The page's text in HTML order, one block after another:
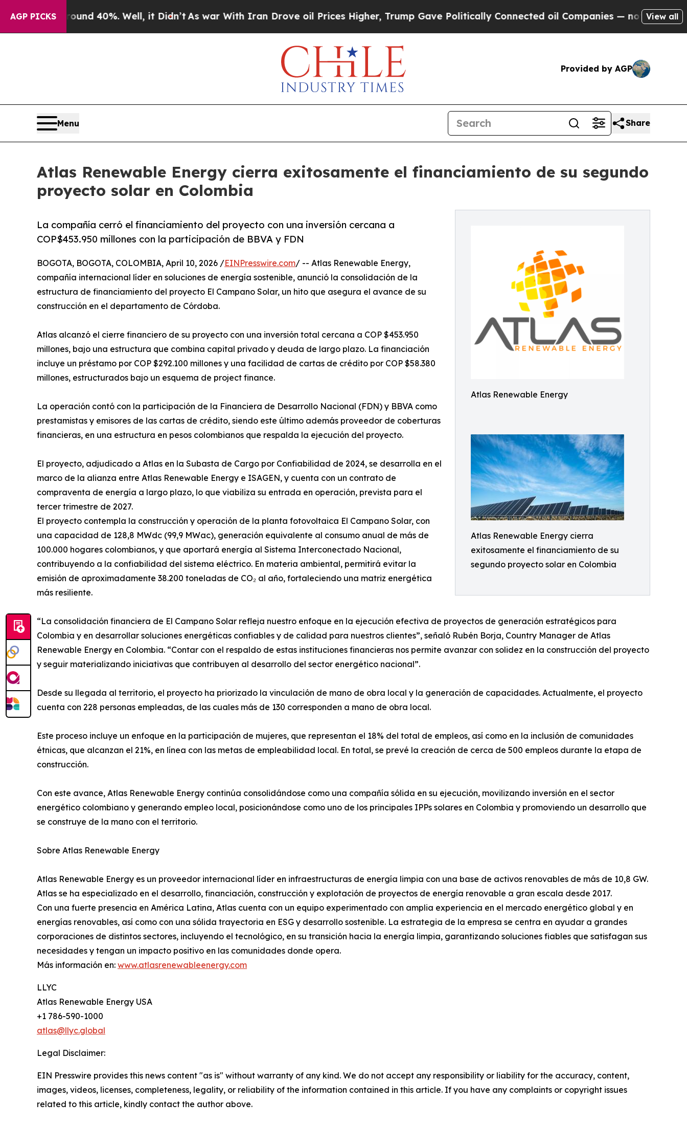
AGP PICKS
Around 40%. Well, it Didn’t As war With Iran Drove oil Prices Higher, Trump Gave Politically Connected oil Companies — not Taxpayers —
View all
Provided by AGP
Menu Share
Atlas Renewable Energy cierra exitosamente el financiamiento de su segundo
proyecto solar en Colombia
Atlas Renewable Energy
Atlas Renewable Energy cierra
exitosamente el financiamiento de su
segundo proyecto solar en Colombia
La compañía cerró el financiamiento del proyecto con una inversión cercana a
COP$453.950 millones con la participación de BBVA y FDN
BOGOTA, BOGOTA, COLOMBIA, April 10, 2026 /EINPresswire.com/ -- Atlas Renewable Energy,
compañía internacional líder en soluciones de energía sostenible, anunció la consolidación de la
estructura de financiamiento del proyecto El Campano Solar, un hito que asegura el avance de su
construcción en el departamento de Córdoba.
Atlas alcanzó el cierre financiero de su proyecto con una inversión total cercana a COP $453.950
millones, bajo una estructura que combina capital privado y deuda de largo plazo. La financiación
incluye un préstamo por COP $292.100 millones y una facilidad de cartas de crédito por COP $58.380
millones, estructurados bajo un esquema de project finance.
La operación contó con la participación de la Financiera de Desarrollo Nacional (FDN) y BBVA como
prestamistas y emisores de las cartas de crédito, siendo este último además proveedor de coberturas
financieras, en una estructura en pesos colombianos que respalda la ejecución del proyecto.
El proyecto, adjudicado a Atlas en la Subasta de Cargo por Confiabilidad de 2024, se desarrolla en el
marco de la alianza entre Atlas Renewable Energy e ISAGEN, y cuenta con un contrato de
compraventa de energía a largo plazo, lo que viabiliza su entrada en operación, prevista para el
tercer trimestre de 2027.
El proyecto contempla la construcción y operación de la planta fotovoltaica El Campano Solar, con
una capacidad de 128,8 MWdc (99,9 MWac), generación equivalente al consumo anual de más de
100.000 hogares colombianos, y que aportará energía al Sistema Interconectado Nacional,
contribuyendo a la confiabilidad del sistema eléctrico. En materia ambiental, permitirá evitar la
emisión de aproximadamente 38.200 toneladas de CO₂ al año, fortaleciendo una matriz energética
más resiliente.
“La consolidación financiera de El Campano Solar refleja nuestro enfoque en la ejecución efectiva de proyectos de generación estratégicos para
Colombia y en desarrollar soluciones energéticas confiables y de calidad para nuestros clientes”, señaló Rubén Borja, Country Manager de Atlas
Renewable Energy en Colombia. “Contar con el respaldo de estas instituciones financieras nos permite avanzar con solidez en la construcción del proyecto
y seguir materializando iniciativas que contribuyen al desarrollo del sector energético nacional”.
Desde su llegada al territorio, el proyecto ha priorizado la vinculación de mano de obra local y la generación de capacidades. Actualmente, el proyecto
cuenta con 228 personas empleadas, de las cuales más de 130 corresponden a mano de obra local.
Este proceso incluye un enfoque en la participación de mujeres, que representan el 18% del total de empleos, así como en la inclusión de comunidades
étnicas, que alcanzan el 21%, en línea con las metas de empleabilidad local. En total, se prevé la creación de cerca de 500 empleos durante la etapa de
construcción.
Con este avance, Atlas Renewable Energy continúa consolidándose como una compañía sólida en su ejecución, movilizando inversión en el sector
energético colombiano y generando empleo local, posicionándose como uno de los principales IPPs solares en Colombia y promoviendo un desarrollo que
se construye de la mano con el territorio.
Sobre Atlas Renewable Energy
Atlas Renewable Energy es un proveedor internacional líder en infraestructuras de energía limpia con una base de activos renovables de más de 10,8 GW.
Atlas se ha especializado en el desarrollo, financiación, construcción y explotación de proyectos de energía renovable a gran escala desde 2017.
Con una fuerte presencia en América Latina, Atlas cuenta con un equipo experimentado con amplia experiencia en el mercado energético global y en
energías renovables, así como con una sólida trayectoria en ESG y desarrollo sostenible. La estrategia de la empresa se centra en ayudar a grandes
corporaciones de distintos sectores, incluyendo el tecnológico, en su transición hacia la energía limpia, garantizando soluciones fiables que satisfagan sus
necesidades y tengan un impacto positivo en las comunidades donde opera.
Más información en: www.atlasrenewableenergy.com
LLYC
Atlas Renewable Energy USA
+1 786-590-1000
atlas@llyc.global
Legal Disclaimer:
EIN Presswire provides this news content "as is" without warranty of any kind. We do not accept any responsibility or liability for the accuracy, content,
images, videos, licenses, completeness, legality, or reliability of the information contained in this article. If you have any complaints or copyright issues
related to this article, kindly contact the author above.